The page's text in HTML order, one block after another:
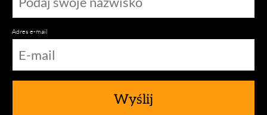
Adres e-mail
Wyślij